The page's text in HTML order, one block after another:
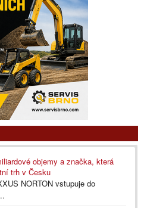
objemy a značka, která
trh v Česku
NORTON vstupuje do